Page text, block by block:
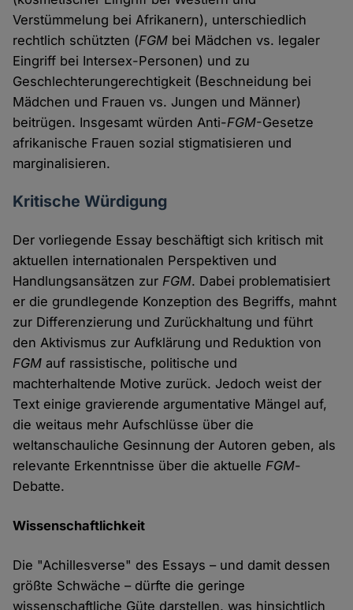
Verstümmelung bei Afrikanern), unterschiedlich
rechtlich schützten (FGM bei Mädchen vs. legaler
Eingriff bei Intersex-Personen) und zu
Geschlechterungerechtigkeit (Beschneidung bei
Mädchen und Frauen vs. Jungen und Männer)
beitrügen. Insgesamt würden Anti-FGM-Gesetze
afrikanische Frauen sozial stigmatisieren und
marginalisieren.
Kritische Würdigung
Der vorliegende Essay beschäftigt sich kritisch mit
aktuellen internationalen Perspektiven und
Handlungsansätzen zurFGM. Dabei problematisiert
er die grundlegende Konzeption des Begriffs, mahnt
zur Differenzierung und Zurückhaltung und führt
den Aktivismus zur Aufklärung und Reduktion von
FGM auf rassistische, politische und
machterhaltende Motive zurück. Jedoch weist der
Text einige gravierende argumentative Mängel auf,
die weitaus mehr Aufschlüsse über die
weltanschauliche Gesinnung der Autoren geben, als
relevante Erkenntnisse über die aktuelleFGM-
Debatte.
Wissenschaftlichkeit
Die "Achillesverse" des Essays – und damit dessen
größte Schwäche – dürfte die geringe
wissenschaftliche Güte darstellen, was hinsichtlich